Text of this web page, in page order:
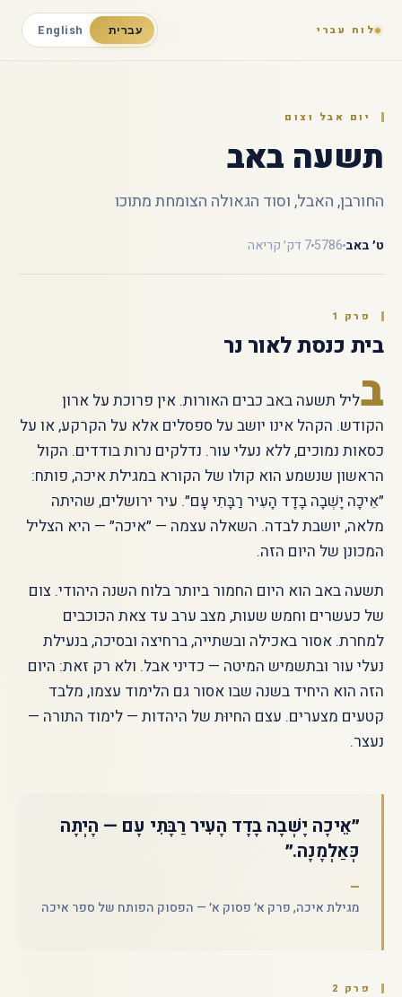
לוח עברי עברית English
יום אבל וצום
תשעה באב
החורבן, האבל, וסוד הגאולה הצומחת מתוכו
ט׳ באב 57867 דק׳ קריאה
פרק 1
בית כנסת לאור נר
בליל תשעה באב כבים האורות. אין פרוכת על ארון
הקודש. הקהל אינו יושב על ספסלים אלא על הקרקע, או על
כסאות נמוכים, ללא נעלי עור. נדלקים נרות בודדים. הקול
הראשון שנשמע הוא קולו של הקורא במגילת איכה, פותח:
״אֵיכָה יָשְׁבָה בָדָד הָעִיר רַבָּתִי עָם״. עיר ירושלים, שהיתה
מלאה, יושבת לבדה. השאלה עצמה — ״איכה״ — היא הצליל
המכונן של היום הזה.
תשעה באב הוא היום החמור ביותר בלוח השנה היהודי. צום
של כעשרים וחמש שעות, מצב ערב עד צאת הכוכבים
למחרת. אסור באכילה ובשתייה, ברחיצה ובסיכה, בנעילת
נעלי עור ובתשמיש המיטה — כדיני אבל. ולא רק זאת: היום
הזה הוא היחיד בשנה שבו אסור גם הלימוד עצמו, מלבד
קטעים מצערים. עצם החיוּת של היהדות — לימוד התורה —
נעצר.
״אֵיכָה יָשְׁבָה בָדָד הָעִיר רַבָּתִי עָם — הָיְתָה
כְּאַלְמָנָה.״
מגילת איכה, פרק א׳ פסוק א׳ — הפסוק הפותח של ספר איכה
פרק 2